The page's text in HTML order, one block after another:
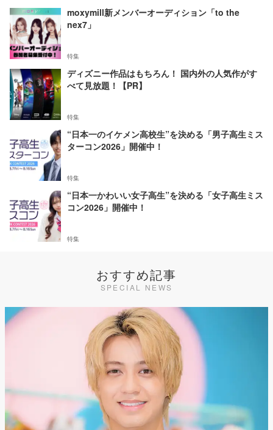
moxymill新メンバーオーディション「to the
nex7」
特集
ディズニー作品はもちろん！ 国内外の人気作がす
べて見放題！【PR】
特集
“日本一のイケメン高校生”を決める「男子高生ミス
ターコン2026」開催中！
特集
“日本一かわいい女子高生”を決める「女子高生ミス
コン2026」開催中！
特集
おすすめ記事
SPECIAL NEWS